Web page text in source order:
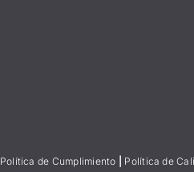
Política de Cumplimiento Política de